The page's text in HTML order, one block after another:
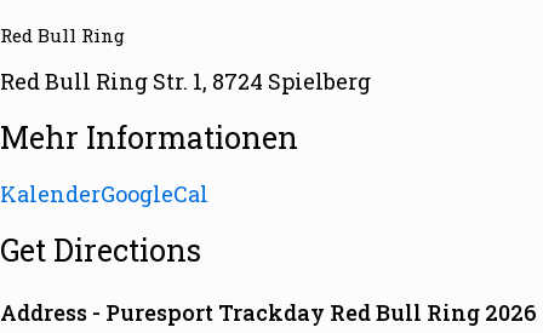
Red Bull Ring
Red Bull Ring Str. 1, 8724 Spielberg
Mehr Informationen
KalenderGoogleCal
Get Directions
Address - Puresport Trackday Red Bull Ring 2026